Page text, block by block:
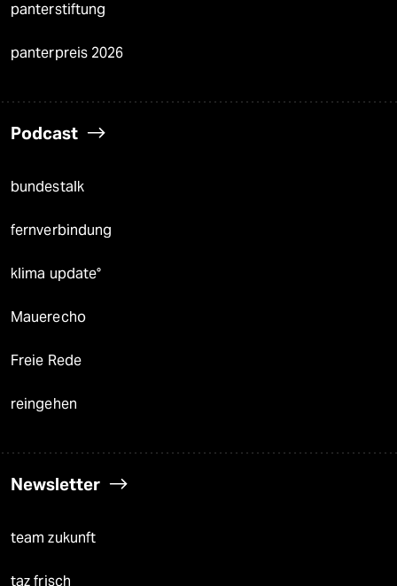
panterstiftung
panterpreis 2026
Podcast
bundestalk
fernverbindung
klima update°
Mauerecho
Freie Rede
reingehen
Newsletter
team zukunft
taz frisch